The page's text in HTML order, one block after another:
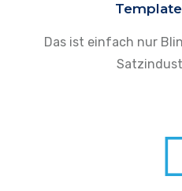
Das ist einfach nur